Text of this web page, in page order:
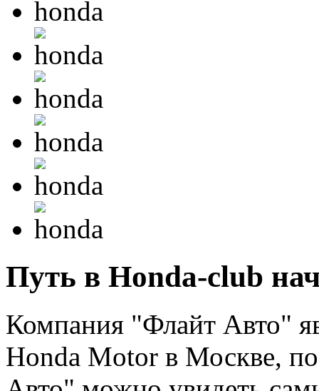
Путь в Honda-club
Компания "Флайт Авто"
Honda Motor в Москве,